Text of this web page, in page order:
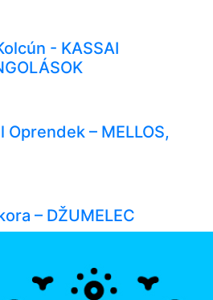
- KASSAI
Oprendek – MELLOS,
– DŽUMELEC